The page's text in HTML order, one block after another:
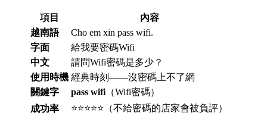
項目
內容
越南語
Cho em xin pass wifi.
字面
給我要密碼Wifi
中文
請問Wifi密碼是多少？
使用時機 經典時刻——沒密碼上不了網
關鍵字
pass wifi （Wifi密碼）
成功率
⭐⭐⭐⭐⭐（不給密碼的店家會被負評）